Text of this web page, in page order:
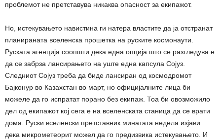
проблемот не претставува никаква опасност за екипажот.
Но, истекувањето навистина ги натера властите да ја отстранат
планираната вселенска прошетка на руските космонаути.
Руската агенција соопшти дека една опција што се разгледува е
да се забрза лансирањето на уште една капсула Сојуз.
Следниот Сојуз треба да биде лансиран од космодромот
Бајконур во Казахстан во март, но официјалните лица би
можеле да го испратат порано без екипаж. Тоа би овозможило
дел од екипажот кој сега е на вселенската станица да се врати
дома. Руски вселенски претставник минатата недела изјави
дека микрометеорит можел да го предизвика истекувањето. И